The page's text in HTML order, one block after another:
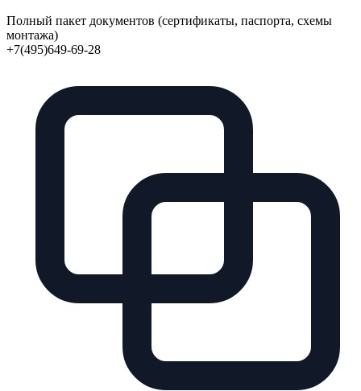
Полный пакет документов (сертификаты, паспорта, схемы
монтажа)
+7(495)649-69-28